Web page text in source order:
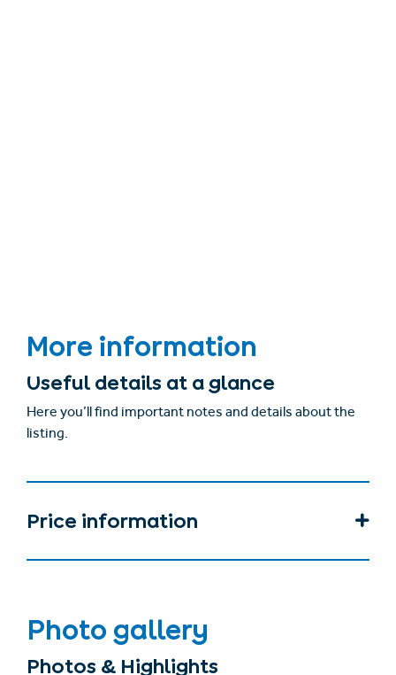
More information
Useful details at a glance
Here you’ll find important notes and details about the
listing.
Price information
Photo gallery
Photos & Highlights